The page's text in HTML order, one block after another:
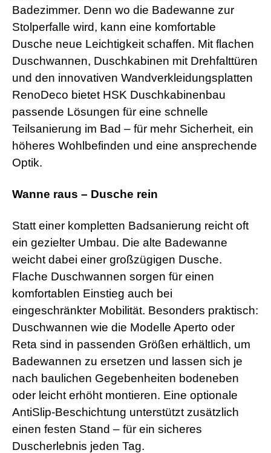
Badezimmer. Denn wo die Badewanne zur
Stolperfalle wird, kann eine komfortable
Dusche neue Leichtigkeit schaffen. Mit flachen
Duschwannen, Duschkabinen mit Drehfalttüren
und den innovativen Wandverkleidungsplatten
RenoDeco bietet HSK Duschkabinenbau
passende Lösungen für eine schnelle
Teilsanierung im Bad – für mehr Sicherheit, ein
höheres Wohlbefinden und eine ansprechende
Optik.
Wanne raus – Dusche rein
Statt einer kompletten Badsanierung reicht oft
ein gezielter Umbau. Die alte Badewanne
weicht dabei einer großzügigen Dusche.
Flache Duschwannen sorgen für einen
komfortablen Einstieg auch bei
eingeschränkter Mobilität. Besonders praktisch:
Duschwannen wie die Modelle Aperto oder
Reta sind in passenden Größen erhältlich, um
Badewannen zu ersetzen und lassen sich je
nach baulichen Gegebenheiten bodeneben
oder leicht erhöht montieren. Eine optionale
AntiSlip-Beschichtung unterstützt zusätzlich
einen festen Stand – für ein sicheres
Duscherlebnis jeden Tag.